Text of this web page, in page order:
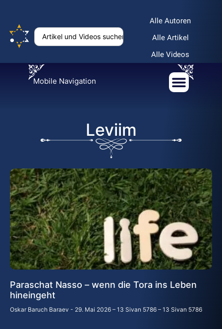
Alle Autoren
Alle Artikel
Alle Videos
Mobile Navigation
Leviim
Paraschat Nasso – wenn die Tora ins Leben
hineingeht
Oskar Baruch Baraev 29. Mai 2026 – 13 Sivan 5786 – 13 Sivan 5786